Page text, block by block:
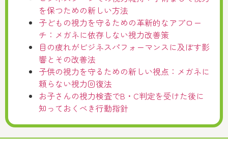
を保つための新しい方法
子どもの視力を守るための革新的なアプロー
チ：メガネに依存しない視力改善策
目の疲れがビジネスパフォーマンスに及ぼす影
響とその改善法
子供の視力を守るための新しい視点：メガネに
頼らない視力回復法
お子さんの視力検査でB・C判定を受けた後に
知っておくべき行動指針